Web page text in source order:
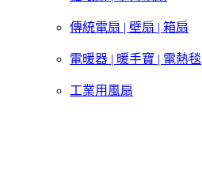
傳統電扇 | 壁扇 | 箱扇
電暖器 | 暖手寶 | 電熱毯
工業用風扇